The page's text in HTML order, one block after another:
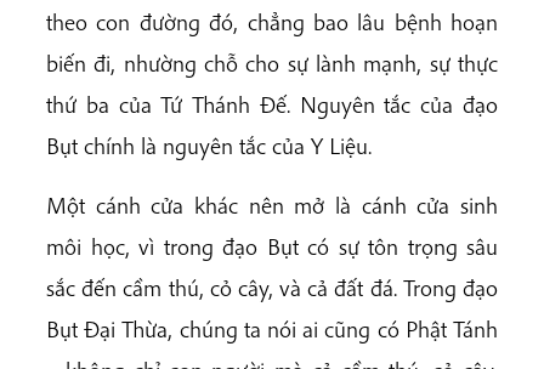
theo con đường đó, chẳng bao lâu bệnh hoạn
biến đi, nhường chỗ cho sự lành mạnh, sự thực
thứ ba của Tứ Thánh Đế. Nguyên tắc của đạo
Bụt chính là nguyên tắc của Y Liệu.
Một cánh cửa khác nên mở là cánh cửa sinh
môi học, vì trong đạo Bụt có sự tôn trọng sâu
sắc đến cầm thú, cỏ cây, và cả đất đá. Trong đạo
Bụt Đại Thừa, chúng ta nói ai cũng có Phật Tánh